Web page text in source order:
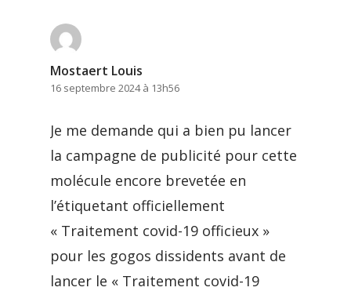
Mostaert Louis
16 septembre 2024 à 13h56
Je me demande qui a bien pu lancer
la campagne de publicité pour cette
molécule encore brevetée en
l’étiquetant officiellement
« Traitement covid-19 officieux »
pour les gogos dissidents avant de
lancer le « Traitement covid-19